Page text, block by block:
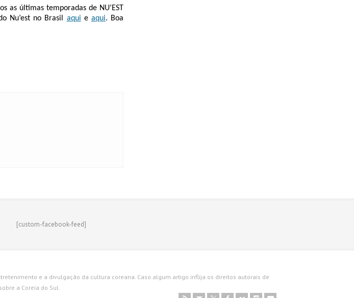
as últimas temporadas de NU’EST
Nu’est no Brasil aqui e aqui. Boa
[custom-facebook-feed]
e a divulgação da cultura coreana. Caso algum artigo inflija os direitos autorais de
a Coreia do Sul.